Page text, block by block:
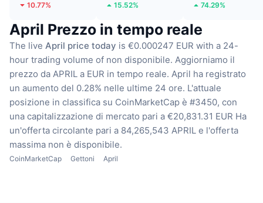
10.77% 15.52% 74.29%
April Prezzo in tempo reale
The live April price today is €0.000247 EUR with a 24-
hour trading volume of non disponibile. Aggiorniamo il
prezzo da APRIL a EUR in tempo reale. April ha registrato
un aumento del 0.28% nelle ultime 24 ore. L'attuale
posizione in classifica su CoinMarketCap è #3450, con
una capitalizzazione di mercato pari a €20,831.31 EUR Ha
un'offerta circolante pari a 84,265,543 APRIL e l'offerta
massima non è disponibile.
CoinMarketCap Gettoni April